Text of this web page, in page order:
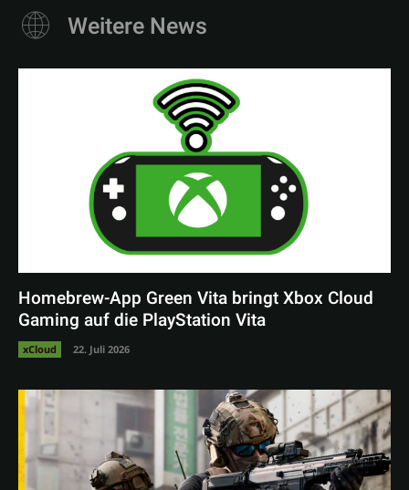
Weitere News
Homebrew-App Green Vita bringt Xbox Cloud
Gaming auf die PlayStation Vita
xCloud 22. Juli 2026